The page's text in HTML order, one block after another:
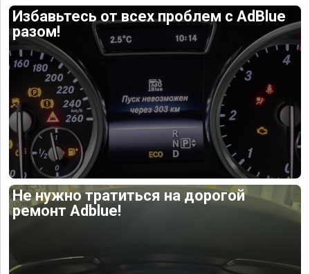
Избавьтесь от всех проблем с AdBlue
разом!
Не нужно тратиться на дорогой
ремонт Adblue!